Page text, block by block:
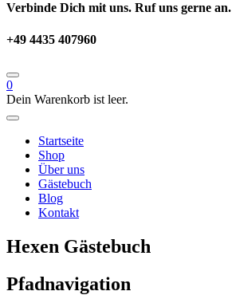
Verbinde Dich mit uns. Ruf uns gerne an.
+49 4435 407960
0
Dein Warenkorb ist leer.
Startseite
Shop
Über uns
Gästebuch
Blog
Kontakt
Hexen Gästebuch
Pfadnavigation